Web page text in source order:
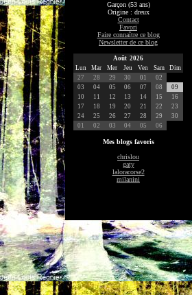
Garçon (53 ans)
Origine : dreux
Contact
Favori
Faire connaître ce blog
Newsletter de ce blog
Août 2026
Lun
Mar Mer Jeu Ven Sam
Dim
27
28 29 30 01
02
03
04 05 06 07 08
09
10
11 12 13 14 15
16
17
18 19 20 21 22
23
24
25 26 27 28 29
30
01
02 03 04 05 06
Mes blogs favoris
chrislou
gaty
laloracorse2
milanini